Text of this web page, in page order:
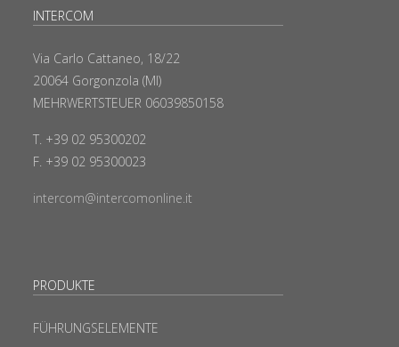
INTERCOM
Via Carlo Cattaneo, 18/22
20064 Gorgonzola (MI)
MEHRWERTSTEUER 06039850158
T. +39 02 95300202
F. +39 02 95300023
intercom@intercomonline.it
PRODUKTE
FÜHRUNGSELEMENTE